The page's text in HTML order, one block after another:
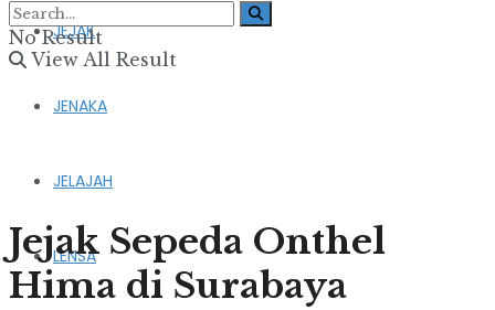
JEJAK
JENAKA
JELAJAH
LENSA
No Result
View All Result
Jejak Sepeda Onthel
Hima di Surabaya